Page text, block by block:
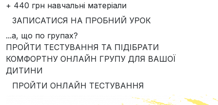
+ 440 грн навчальні матеріали
ЗАПИСАТИСЯ НА ПРОБНИЙ УРОК
...а, що по групах?
ПРОЙТИ ТЕСТУВАННЯ ТА ПІДІБРАТИ
КОМФОРТНУ ОНЛАЙН ГРУПУ ДЛЯ ВАШОЇ
ДИТИНИ
ПРОЙТИ ОНЛАЙН ТЕСТУВАННЯ